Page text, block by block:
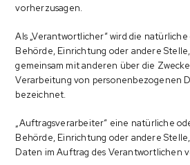
vorherzusagen.
Als „Verantwortlicher“ wird die
Behörde, Einrichtung oder andere
gemeinsam mit anderen über die
Verarbeitung von personenbezogenen
bezeichnet.
„Auftragsverarbeiter“ eine natürliche
Behörde, Einrichtung oder andere
Daten im Auftrag des Verantwortlichen